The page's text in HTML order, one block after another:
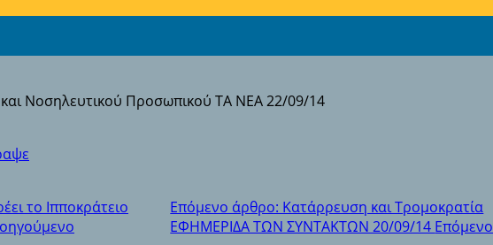
και Νοσηλευτικού Προσωπικού ΤΑ ΝΕΑ 22/09/14
το Ιπποκράτειο
Επόμενο άρθρο: Κατάρρευση και Τρομοκρατία
ΕΦΗΜΕΡΙΔΑ ΤΩΝ ΣΥΝΤΑΚΤΩΝ 20/09/14 Επόμενο